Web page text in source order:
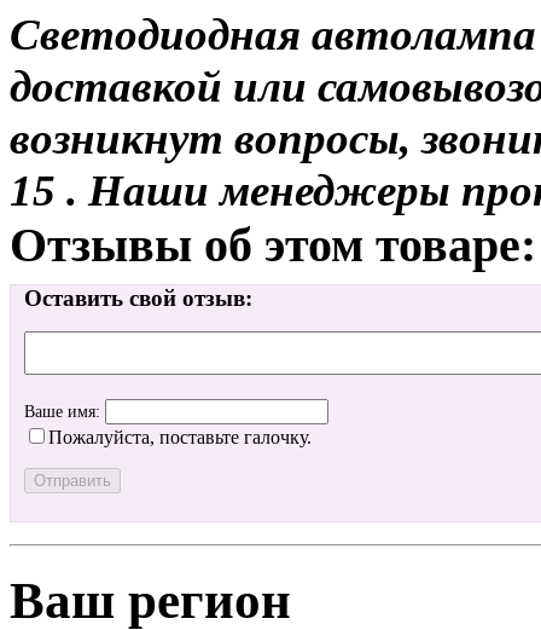
Светодиодная
доставкой или
возникнут вопросы,
15 . Наши менеджеры
Отзывы об этом товаре:
Оставить свой отзыв:
Ваше имя:
Пожалуйста, поставьте галочку.
Ваш регион